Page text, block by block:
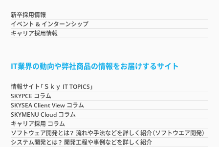
新卒採用情報
イベント & インターンシップ
キャリア採用情報
IT業界の動向や弊社商品の情報をお届けするサイト
情報サイト「Ｓｋｙ IT TOPICS」
SKYPCE コラム
SKYSEA Client View コラム
SKYMENU Cloud コラム
キャリア採用 コラム
ソフトウェア開発とは？ 流れや手法などを詳しく紹介（ソフトウエア開発）
システム開発とは？ 開発工程や事例などを詳しく紹介